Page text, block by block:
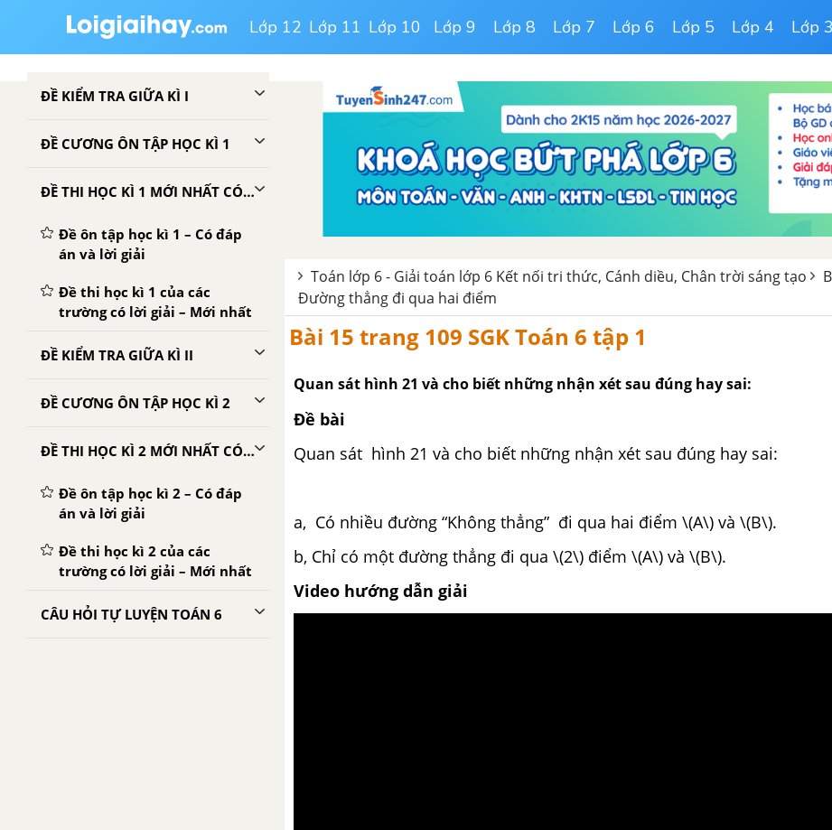
Lớp 12 Lớp 11 Lớp 10 Lớp 9 Lớp 8 Lớp 7 Lớp 6 Lớp 5 Lớp 4 Lớp 3
ĐỀ KIỂM TRA GIỮA KÌ I
ĐỀ CƯƠNG ÔN TẬP HỌC KÌ 1
ĐỀ THI HỌC KÌ 1 MỚI NHẤT CÓ LỜI GIẢI
Đề ôn tập học kì 1 – Có đáp
án và lời giải
Đề thi học kì 1 của các
trường có lời giải – Mới nhất
ĐỀ KIỂM TRA GIỮA KÌ II
ĐỀ CƯƠNG ÔN TẬP HỌC KÌ 2
ĐỀ THI HỌC KÌ 2 MỚI NHẤT CÓ LỜI GIẢI
Đề ôn tập học kì 2 – Có đáp
án và lời giải
Đề thi học kì 2 của các
trường có lời giải – Mới nhất
CÂU HỎI TỰ LUYỆN TOÁN 6
Toán lớp 6 - Giải toán lớp 6 Kết nối tri thức, Cánh diều, Chân trời sáng tạo
Đường thẳng đi qua hai điểm
Bài 15 trang 109 SGK Toán 6 tập 1
Quan sát hình 21 và cho biết những nhận xét sau đúng hay sai:
Đề bài
Quan sát hình 21 và cho biết những nhận xét sau đúng hay sai:
a, Có nhiều đường “Không thẳng” đi qua hai điểm \(A\) và \(B\).
b, Chỉ có một đường thẳng đi qua \(2\) điểm \(A\) và \(B\).
Video hướng dẫn giải